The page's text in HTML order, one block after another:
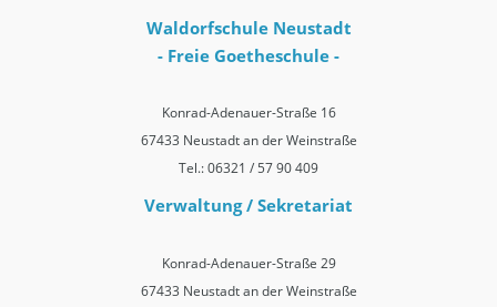
Waldorfschule Neustadt
- Freie Goetheschule -
Konrad-Adenauer-Straße 16
67433 Neustadt an der Weinstraße
Tel.: 06321 / 57 90 409
Verwaltung / Sekretariat
Konrad-Adenauer-Straße 29
67433 Neustadt an der Weinstraße